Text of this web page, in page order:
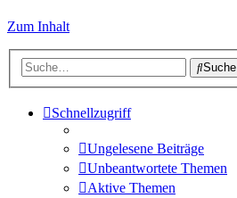
Zum Inhalt
Suche
Schnellzugriff
Ungelesene Beiträge
Unbeantwortete Themen
Aktive Themen